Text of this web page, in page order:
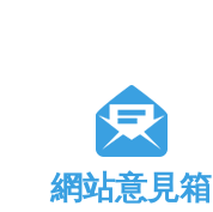
網站意見箱